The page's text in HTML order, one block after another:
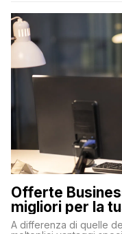
Offerte
migliori per la
A differenza di quelle